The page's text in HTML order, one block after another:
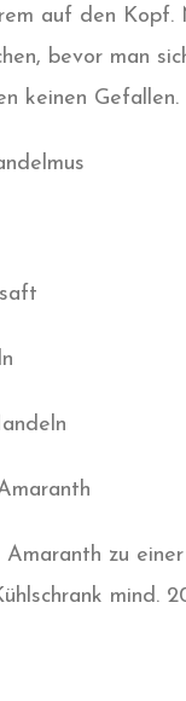
auf den Kopf.
bevor man
keinen Gefallen.
zu
mind.